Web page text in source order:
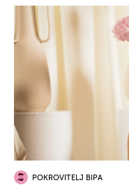
POKROVITELJ BIPA